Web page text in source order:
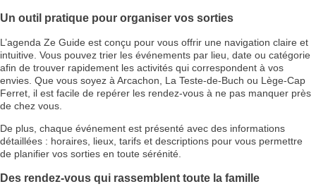
Un outil pratique pour organiser vos sorties
L’agenda Ze Guide est conçu pour vous offrir une navigation claire et
intuitive. Vous pouvez trier les événements par lieu, date ou catégorie
afin de trouver rapidement les activités qui correspondent à vos
envies. Que vous soyez à Arcachon, La Teste-de-Buch ou Lège-Cap
Ferret, il est facile de repérer les rendez-vous à ne pas manquer près
de chez vous.
De plus, chaque événement est présenté avec des informations
détaillées : horaires, lieux, tarifs et descriptions pour vous permettre
de planifier vos sorties en toute sérénité.
Des rendez-vous qui rassemblent toute la famille